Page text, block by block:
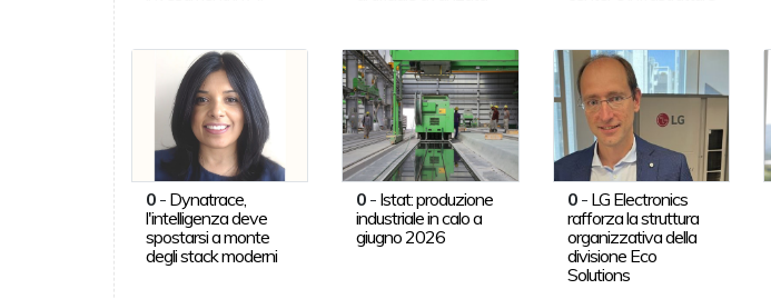
0- Dynatrace,
l'intelligenza deve
spostarsi a monte
degli stack moderni
0 - Istat: produzione
industriale in calo a
giugno 2026
0- LG Electronics
rafforza la struttura
organizzativa della
divisione Eco
Solutions